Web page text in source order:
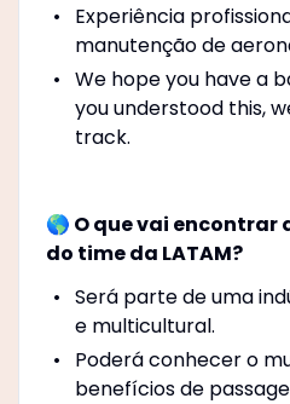
Experiência
manutenção de
We hope you have a
you understood this,
track.
🌎 O que vai
do time da LATAM?
Será parte de uma
e multicultural.
Poderá conhecer o
benefícios de